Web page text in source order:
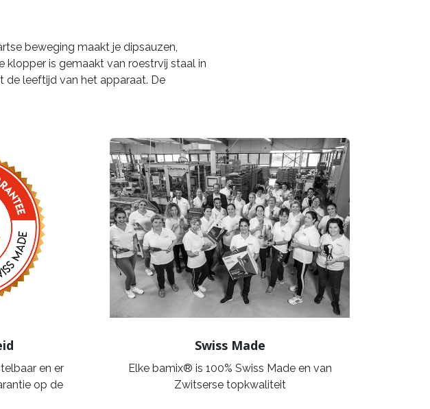
beweging maakt je dipsauzen,
klopper is gemaakt van roestrvij staal in
leeftijd van het apparaat. De
en er
op de
Swiss Made
Elke bamix® is 100% Swiss Made en van
Zwitserse topkwaliteit